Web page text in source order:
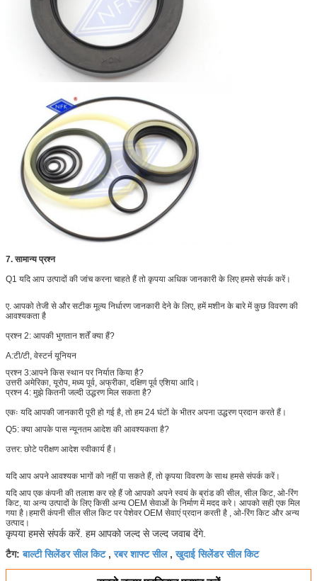
7. सामान्य प्रश्न
Q1 यदि आप उत्पादों की जांच करना चाहते हैं तो कृपया अधिक जानकारी के लिए हमसे संपर्क करें।
ए. आपको तेजी से और सटीक मूल्य निर्धारण जानकारी देने के लिए, हमें मशीन के बारे में कुछ विवरण की
आवश्यकता है
प्रश्न 2: आपकी भुगतान शर्तें क्या हैं?
A:टी/टी, वेस्टर्न यूनियन
प्रश्न 3:आपने किस स्थान पर निर्यात किया है?
उत्तरी अमेरिका, यूरोप, मध्य पूर्व, अफ्रीका, दक्षिण पूर्व एशिया आदि।
प्रश्न 4: मुझे कितनी जल्दी उद्धरण मिल सकता है?
एकः यदि आपकी जानकारी पूरी हो गई है, तो हम 24 घंटों के भीतर अपना उद्धरण प्रदान करते हैं।
Q5: क्या आपके पास न्यूनतम आदेश की आवश्यकता है?
उत्तर: छोटे परीक्षण आदेश स्वीकार्य हैं।
यदि आप अपने आवश्यक भागों को नहीं पा सकते हैं, तो कृपया विवरण के साथ हमसे संपर्क करें।
यदि आप एक कंपनी की तलाश कर रहे हैं जो आपको अपने स्वयं के ब्रांड की सील, सील किट, ओ-रिंग
किट, या अन्य उत्पादों के लिए किसी अन्य OEM सेवाओं के निर्माण में मदद करे। आपको सही एक मिल
गया है।हमारी कंपनी सील सील किट पर पेशेवर OEM सेवाएं प्रदान करती है , ओ-रिंग किट और अन्य
उत्पाद।
कृपया हमसे संपर्क करें. हम आपको जल्द से जल्द जवाब देंगे.
टैग:बाल्टी सिलेंडर सील किट,रबर शाफ्ट सील,खुदाई सिलेंडर सील किट